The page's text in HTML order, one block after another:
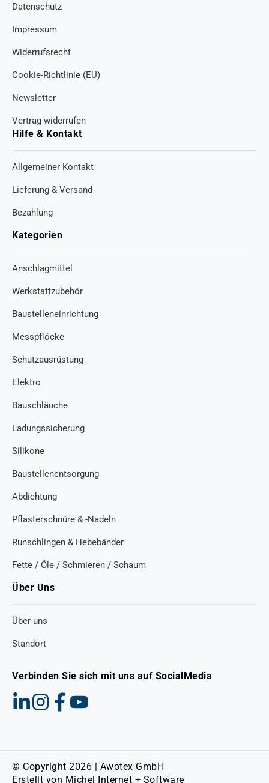
Datenschutz
Impressum
Widerrufsrecht
Cookie-Richtlinie (EU)
Newsletter
Vertrag widerrufen
Hilfe & Kontakt
Allgemeiner Kontakt
Lieferung & Versand
Bezahlung
Kategorien
Anschlagmittel
Werkstattzubehör
Baustelleneinrichtung
Messpflöcke
Schutzausrüstung
Elektro
Bauschläuche
Ladungssicherung
Silikone
Baustellenentsorgung
Abdichtung
Pflasterschnüre & -Nadeln
Runschlingen & Hebebänder
Fette / Öle / Schmieren / Schaum
Über Uns
Über uns
Standort
Verbinden Sie sich mit uns auf SocialMedia
© Copyright 2026 | Awotex GmbH
Erstellt von Michel Internet + Software